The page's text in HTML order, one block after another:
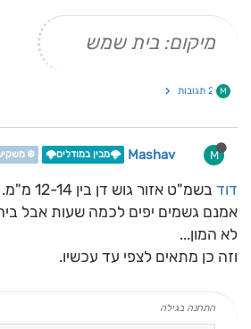
מיקום: בית שמש
M 2 תגובות
M
Mashav 🌩️מבין במודלים🌩️ ❄️
דוד בשמ"ט אזור גוש דן בין 12-14 מ"מ.
אמנם גשמים יפים לכמה שעות אבל
לא המון...
וזה כן מתאים לצפי עד עכשיו.
התחנה בגילה